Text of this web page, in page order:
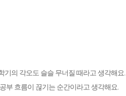
기의 각오도 슬슬 무너질 때라고 생각해요.
부 흐름이 끊기는 순간이라고 생각해요.